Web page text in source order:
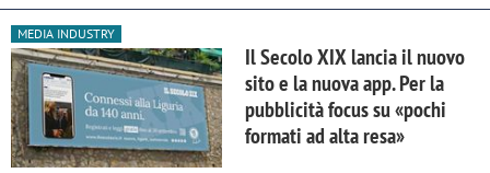
MEDIA INDUSTRY
Il Secolo XIX lancia il nuovo
sito e la nuova app. Per la
pubblicità focus su «pochi
formati ad alta resa»